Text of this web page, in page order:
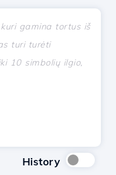
History